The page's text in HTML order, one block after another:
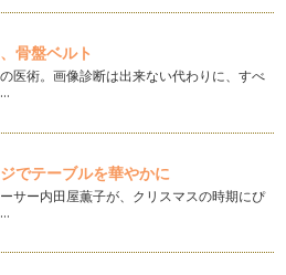
野菜の栄養素をまるごといただきま
りからなかなか抜け出せない季節で
丸くなっ…
冬ダイコンの強い力
一つとして、自分で野菜を育てて
、畑やプラ…
リスマスツリー
る、寒い冬の季節がやってきまし
、…
骨盤ベルト
医術。画像診断は出来ない代わりに、すべ
でテーブルを華やかに
サー内田屋薫子が、クリスマスの時期にぴ